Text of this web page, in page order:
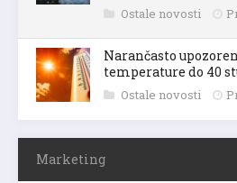
Ostale novosti
Narančasto
temperature do 40
Ostale novosti
Marketing